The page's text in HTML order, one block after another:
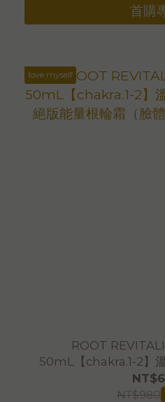
首購
love myself
ROOT
50mL【chakra.1-2】
絕版能量根輪霜（臉
NT$980